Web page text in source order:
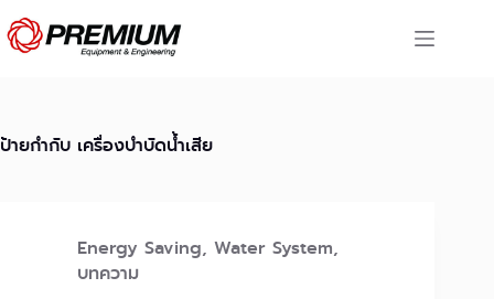
Skip
to
content
ป้ายกำกับ เครื่องบำบัดน้ำเสีย
Energy Saving, Water System,
บทความ